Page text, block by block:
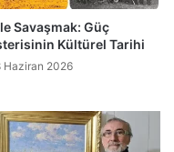
Savaşmak: Güç
Kültürel Tarihi
Haziran 2026